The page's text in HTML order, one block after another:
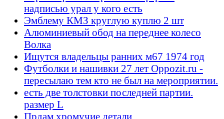
надписью урал у кого есть
Эмблему КМЗ круглую куплю 2 шт
Алюминиевый обод на переднее колесо
Волка
Ищутся владельцы ранних м67 1974 год
Футболки и нашивки 27 лет Oppozit.ru -
пересылаю тем кто не был на мероприятии.
есть две толстовки последней партии.
размер L
Прдам хромучие детали